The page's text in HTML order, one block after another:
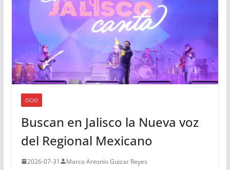
OCIO
Buscan en Jalisco la Nueva voz
del Regional Mexicano
2026-07-31 Marco Antonio Guizar Reyes